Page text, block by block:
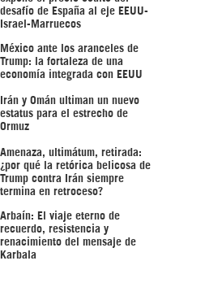
desafío de España al eje EEUU-
Israel-Marruecos
México ante los aranceles de
Trump: la fortaleza de una
economía integrada con EEUU
Irán y Omán ultiman un nuevo
estatus para el estrecho de
Ormuz
Amenaza, ultimátum, retirada:
¿por qué la retórica belicosa de
Trump contra Irán siempre
termina en retroceso?
Arbaín: El viaje eterno de
recuerdo, resistencia y
renacimiento del mensaje de
Karbala